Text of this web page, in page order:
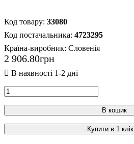
33080
4723295
Країна-виробник: Словенія
2 906.80грн
В кошик
Купити в 1 клік